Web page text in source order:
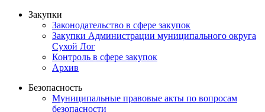
Закупки
Законодательство в сфере закупок
Закупки Администрации муниципального округа
Сухой Лог
Контроль в сфере закупок
Архив
Безопасность
Муниципальные правовые акты по вопросам
безопасности